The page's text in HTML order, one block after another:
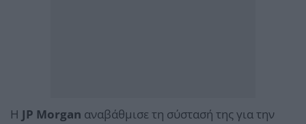
Η JP Morgan αναβάθμισε τη σύστασή της για την